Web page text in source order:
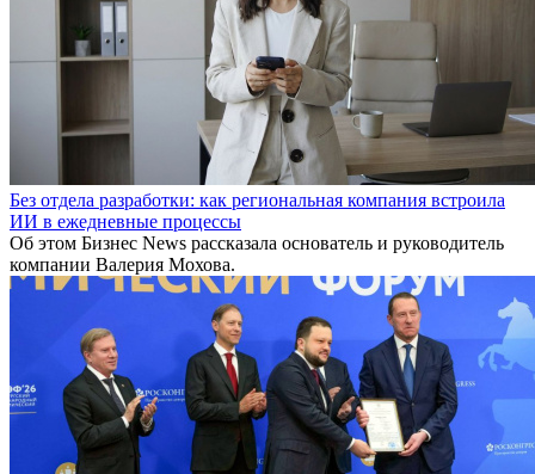
Без отдела разработки: как региональная компания встроила
ИИ в ежедневные процессы
Об этом Бизнес News рассказала основатель и руководитель
компании Валерия Мохова.